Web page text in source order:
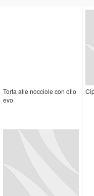
Torta alle nocciole con olio
evo